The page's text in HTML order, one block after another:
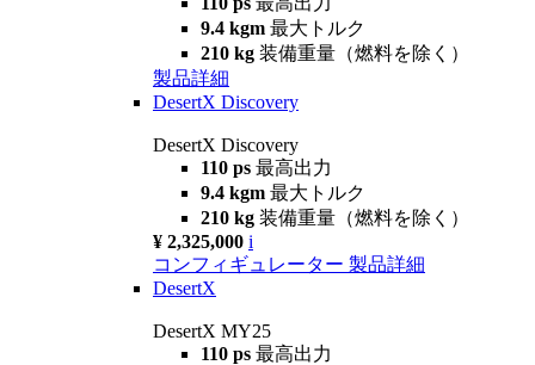
9.4 kgm 最大トルク
210 kg 装備重量（燃料を除く）
製品詳細
DesertX Discovery
DesertX Discovery
110 ps 最高出力
9.4 kgm 最大トルク
210 kg 装備重量（燃料を除く）
¥ 2,325,000 i
コンフィギュレーター 製品詳細
DesertX
DesertX MY25
110 ps 最高出力